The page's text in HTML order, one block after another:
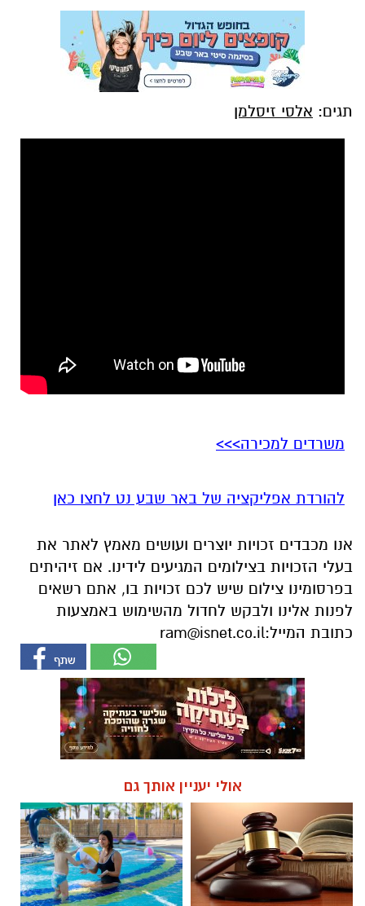
תגים: אלסי זיסלמן
משרדים למכירה>>>
להורדת אפליקציה של באר שבע נט לחצו כאן
אנו מכבדים זכויות יוצרים ועושים מאמץ לאתר את
בעלי הזכויות בצילומים המגיעים לידינו. אם זיהיתים
בפרסומינו צילום שיש לכם זכויות בו, אתם רשאים
לפנות אלינו ולבקש לחדול מהשימוש באמצעות
כתובת המייל:ram@isnet.co.il
אולי יעניין אותך גם